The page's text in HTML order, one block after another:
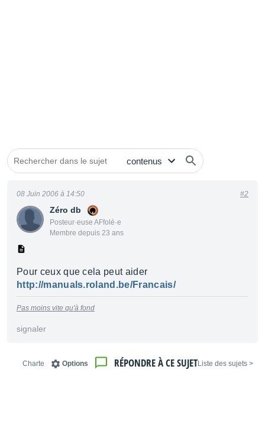
Zéro db
Posteur·euse AFfolé·e
Membre depuis 23 ans
08 Juin 2006 à 14:50 #2
Pour ceux que cela peut aider
http://manuals.roland.be/Francais/
Pas moins vite qu'à fond
signaler
< Liste des sujets
RÉPONDRE À CE SUJET
Options
Charte